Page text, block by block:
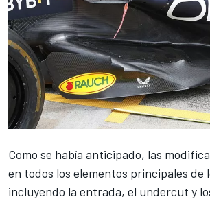
Como se había anticipado, las
en todos los elementos principales de
incluyendo la entrada, el undercut y